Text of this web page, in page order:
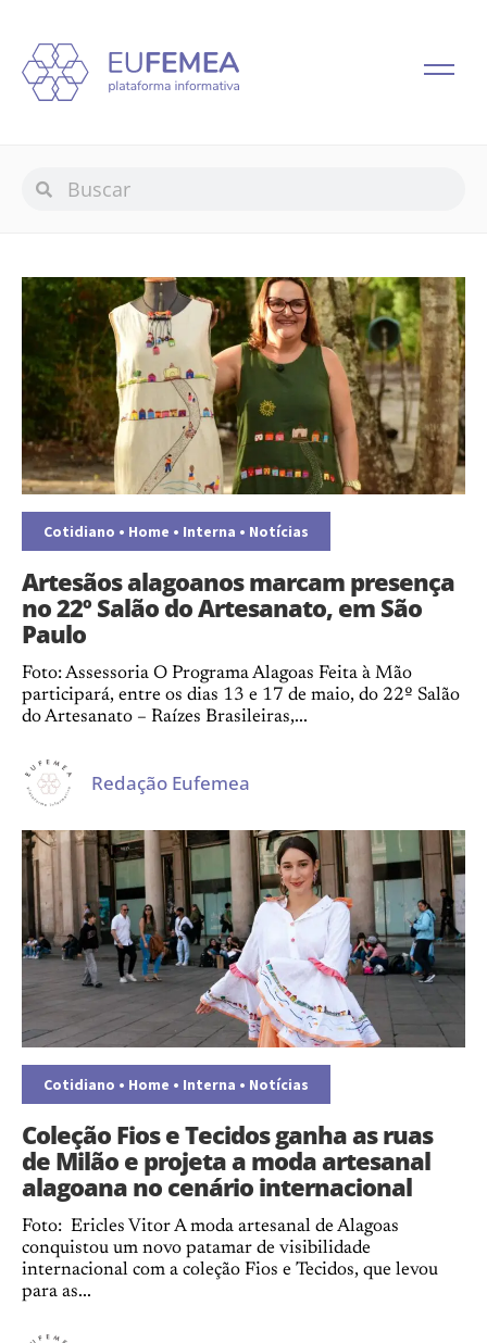
Cotidiano • Home • Interna • Notícias
Artesãos alagoanos marcam presença
no 22º Salão do Artesanato, em São
Paulo
Foto: Assessoria O Programa Alagoas Feita à Mão
participará, entre os dias 13 e 17 de maio, do 22º Salão
do Artesanato – Raízes Brasileiras,...
Redação Eufemea
Cotidiano • Home • Interna • Notícias
Coleção Fios e Tecidos ganha as ruas
de Milão e projeta a moda artesanal
alagoana no cenário internacional
Foto: Ericles Vitor A moda artesanal de Alagoas
conquistou um novo patamar de visibilidade
internacional com a coleção Fios e Tecidos, que levou
para as...